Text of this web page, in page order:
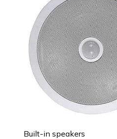
Built-in speakers